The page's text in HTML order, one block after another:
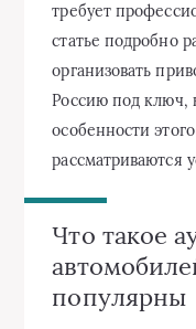
требует
статье подробно
организовать
Россию под ключ,
особенности
рассматриваются
Что такое
популярны